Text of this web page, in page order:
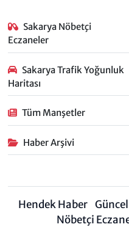
Sakarya Nöbetçi
Eczaneler
Sakarya Trafik Yoğunluk
Haritası
Tüm Manşetler
Haber Arşivi
Hendek Haber
Nöbetçi